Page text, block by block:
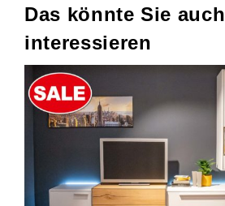
Das könnte Sie auch
interessieren